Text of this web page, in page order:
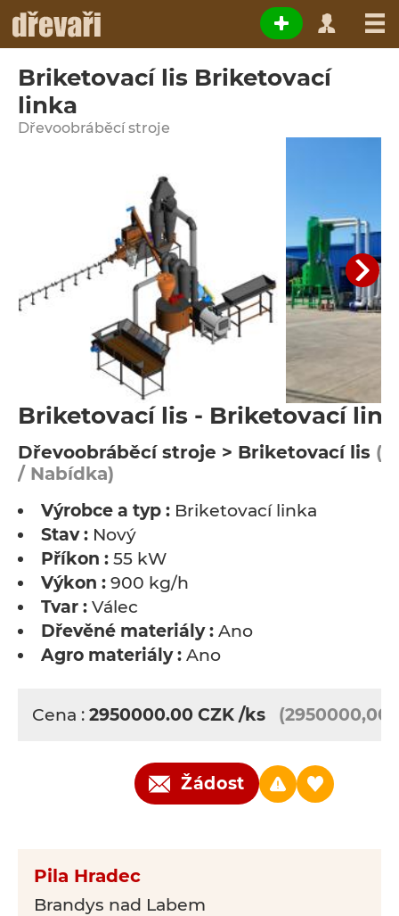
Briketovací lis Briketovací
linka
Dřevoobráběcí stroje
Briketovací lis - Briketovací
Dřevoobráběcí stroje > Briketovací lis
/ Nabídka)
Výrobce a typ : Briketovací linka
Stav : Nový
Příkon : 55 kW
Výkon : 900 kg/h
Tvar : Válec
Dřevěné materiály : Ano
Agro materiály : Ano
Cena : 2950000.00 CZK /ks (2950000,00
Žádost
Pila Hradec
Brandys nad Labem